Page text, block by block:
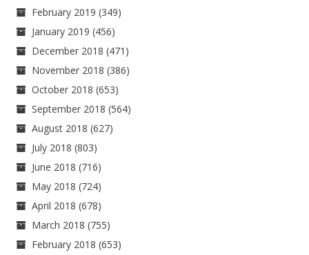
February 2019 (349)
January 2019 (456)
December 2018 (471)
November 2018 (386)
October 2018 (653)
September 2018 (564)
August 2018 (627)
July 2018 (803)
June 2018 (716)
May 2018 (724)
April 2018 (678)
March 2018 (755)
February 2018 (653)